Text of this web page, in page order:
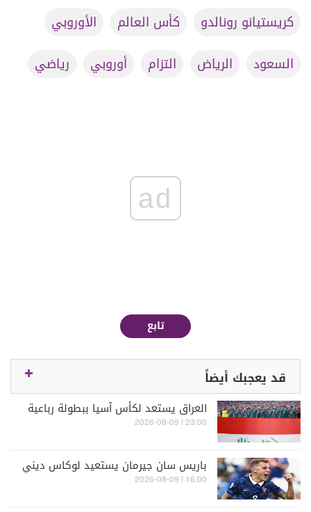
كريستيانو رونالدو كأس العالم
الأوروبي
السعود
الرياض التزام أوروبي رياضي
ad
تابع
قد يعجبك أيضاً
العراق يستعد لكأس آسيا ببطولة رباعية
23:00 | 2026-08-09
باريس سان جيرمان يستعيد لوكاس ديني
16:00 | 2026-08-09